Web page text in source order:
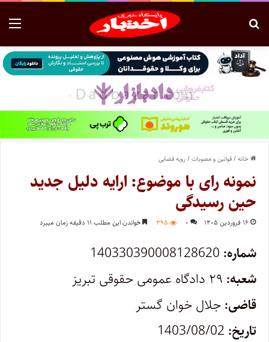
خانه/قوانین و مصوبات/رویه قضایی
نمونه رای با موضوع: ارایه دلیل جدید
حین رسیدگی
۱۶ فروردین ۱۴۰۵ ۰ ۳۹۵ خواندن این مطلب ۱۱ دقیقه زمان میبرد
شماره:
شعبه:
قاضی: جلال خوان گستر
تاریخ: